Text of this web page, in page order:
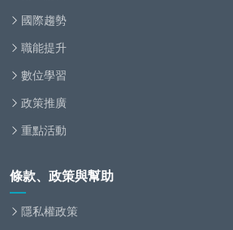
國際趨勢
職能提升
數位學習
政策推廣
重點活動
條款、政策與幫助
隱私權政策